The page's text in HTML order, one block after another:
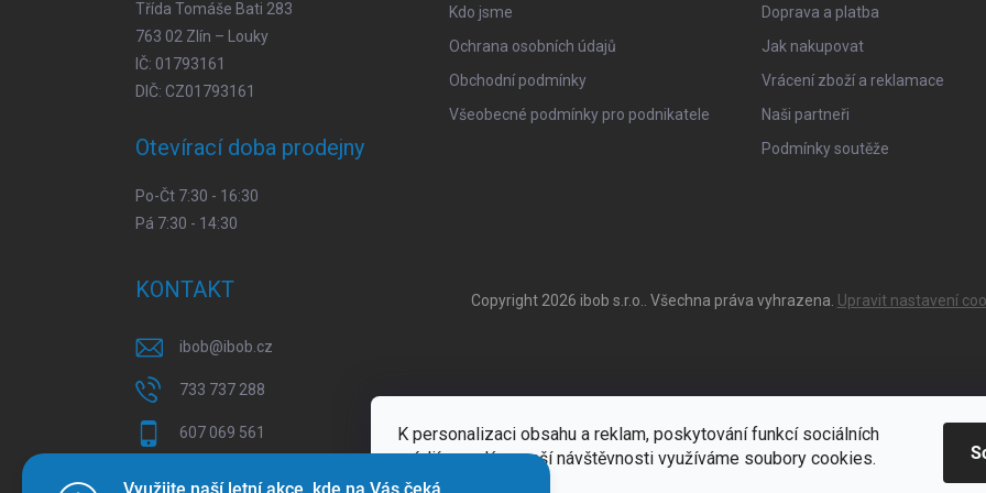
K personalizaci obsahu a reklam, poskytování funkcí sociálních
médií a analýze naší návštěvnosti využíváme soubory cookies.
Více informací
Třída Tomáše Bati 283
763 02 Zlín – Louky
IČ: 01793161
DIČ: CZ01793161
Otevírací doba prodejny
Po-Čt 7:30 - 16:30
Pá 7:30 - 14:30
Kdo jsme
Ochrana osobních údajů
Obchodní podmínky
Všeobecné podmínky pro podnikatele
Doprava a platba
Jak nakupovat
Vrácení zboží a reklamace
Naši partneři
Podmínky soutěže
KONTAKT
ibob@ibob.cz
733 737 288
607 069 561
Copyright 2026 ibob s.r.o. . Všechna práva vyhrazena. Upravit nastavení